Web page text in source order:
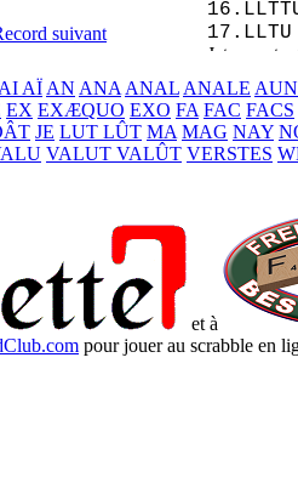
suivant
Jeton
--
Pierre
Pierre
AI AÏ AN ANA ANAL ANALE
EX EXÆQUO EXO FA FAC FACS
JE LUT LÛT MA MAG NAY
VALUT VALÛT VERSTES
et à
pour jouer au scrabble en